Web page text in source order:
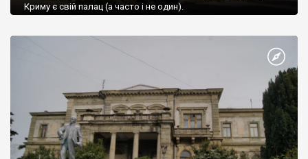
Криму є свій палац (а часто і не один).